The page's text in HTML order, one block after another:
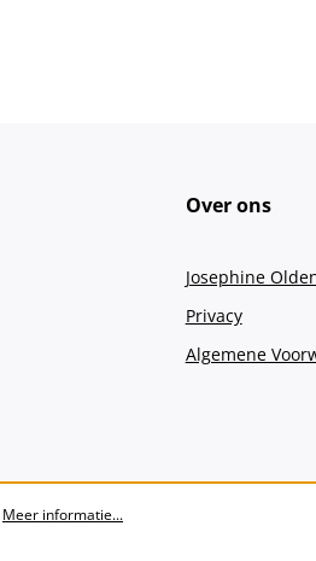
Over ons
Josephine
Privacy
Algemene
Meer informatie...